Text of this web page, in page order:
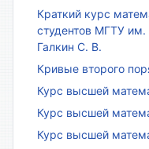
Краткий курс
студентов МГТУ
Галкин С. В.
Кривые второго
Курс высшей
Курс высшей
Курс высшей